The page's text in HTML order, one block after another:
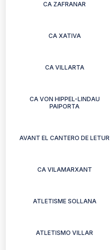
CA ZAFRANAR
CA XATIVA
CA VILLARTA
CA VON HIPPEL-LINDAU
PAIPORTA
AVANT EL CANTERO DE LETUR
CA VILAMARXANT
ATLETISME SOLLANA
ATLETISMO VILLAR